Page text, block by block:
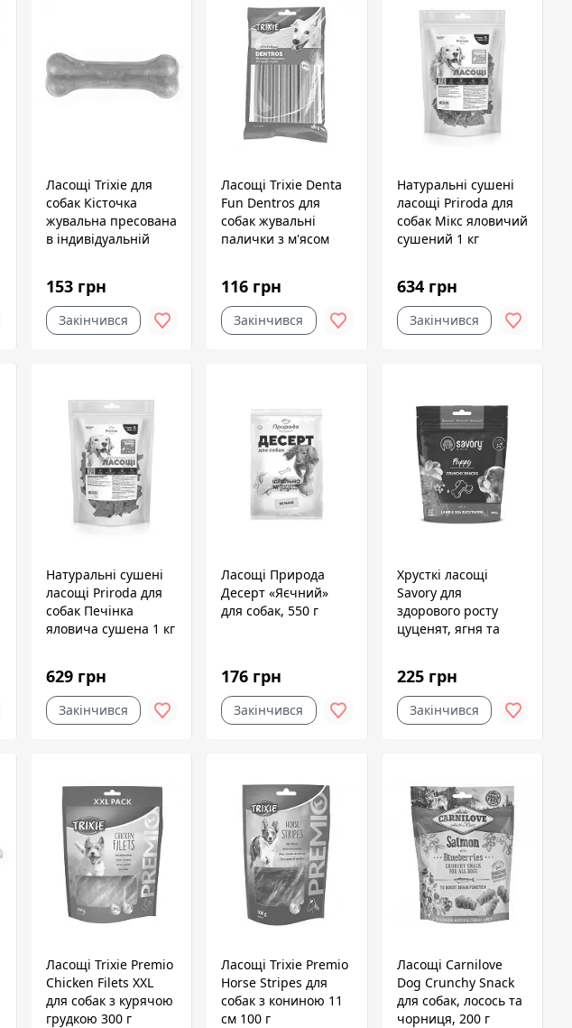
Ласощі Trixie для
собак Кісточка
жувальна пресована
в індивідуальній
153 грн
Закінчився
Ласощі Trixie Denta
Fun Dentros для
собак жувальні
палички з м'ясом
116 грн
Закінчився
Натуральні сушені
ласощі Priroda для
собак Мікс яловичий
сушений 1 кг
634 грн
Закінчився
Натуральні сушені
ласощі Priroda для
собак Печінка
яловича сушена 1 кг
629 грн
Закінчився
Ласощі Природа
Десерт «Яєчний»
для собак, 550 г
176 грн
Закінчився
Хрусткі ласощі
Savory для
здорового росту
цуценят, ягня та
225 грн
Закінчився
Ласощі Trixie Premio
Chicken Filets XXL
для собак з курячою
грудкою 300 г
Ласощі Trixie Premio
Horse Stripes для
собак з кониною 11
см 100 г
Ласощі Carnilove
Dog Crunchy Snack
для собак, лосось та
чорниця, 200 г